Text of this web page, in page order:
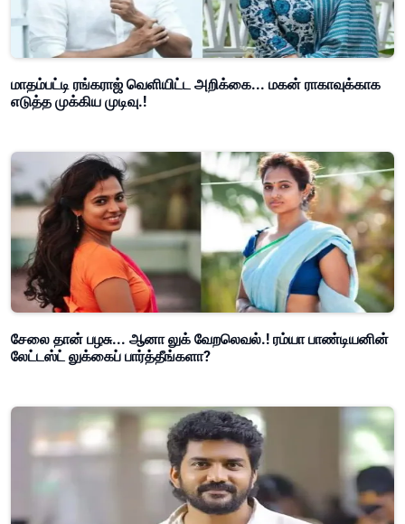
மாதம்பட்டி ரங்கராஜ் வெளியிட்ட அறிக்கை... மகன் ராகாவுக்காக
எடுத்த முக்கிய முடிவு.!
சேலை தான் பழசு... ஆனா லுக் வேறலெவல்.! ரம்யா பாண்டியனின்
லேட்டஸ்ட் லுக்கைப் பார்த்தீங்களா?